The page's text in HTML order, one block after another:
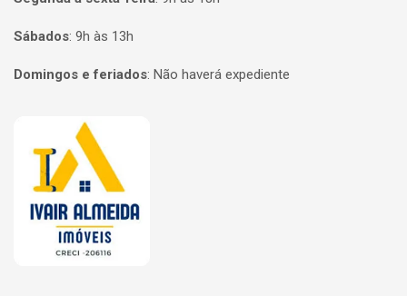
Sábados: 9h às 13h
Domingos e feriados: Não haverá expediente
Página inicial